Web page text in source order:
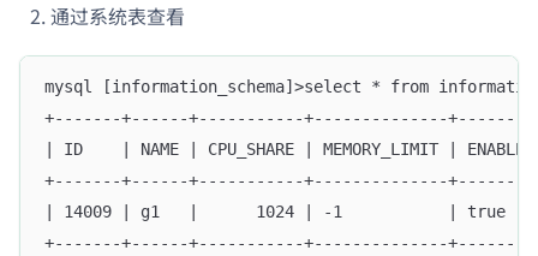
通过系统表查看
mysql [information_schema]>select * from
+-------+------+-----------+--------------
| ID    | NAME | CPU_SHARE | MEMORY_LIMIT |
+-------+------+-----------+--------------
| 14009 | g1   |      1024 | -1           |
+-------+------+-----------+--------------